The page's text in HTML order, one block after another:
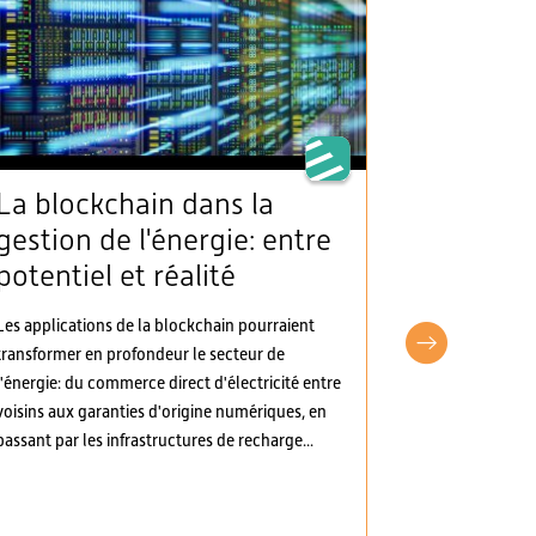
La blockchain dans la
de l'énergie: entre
et réalité
applications de la blockchain pourraient
en profondeur le secteur de
du commerce direct d'électricité entre
aux garanties d'origine numériques, en
par les infrastructures de recharge...